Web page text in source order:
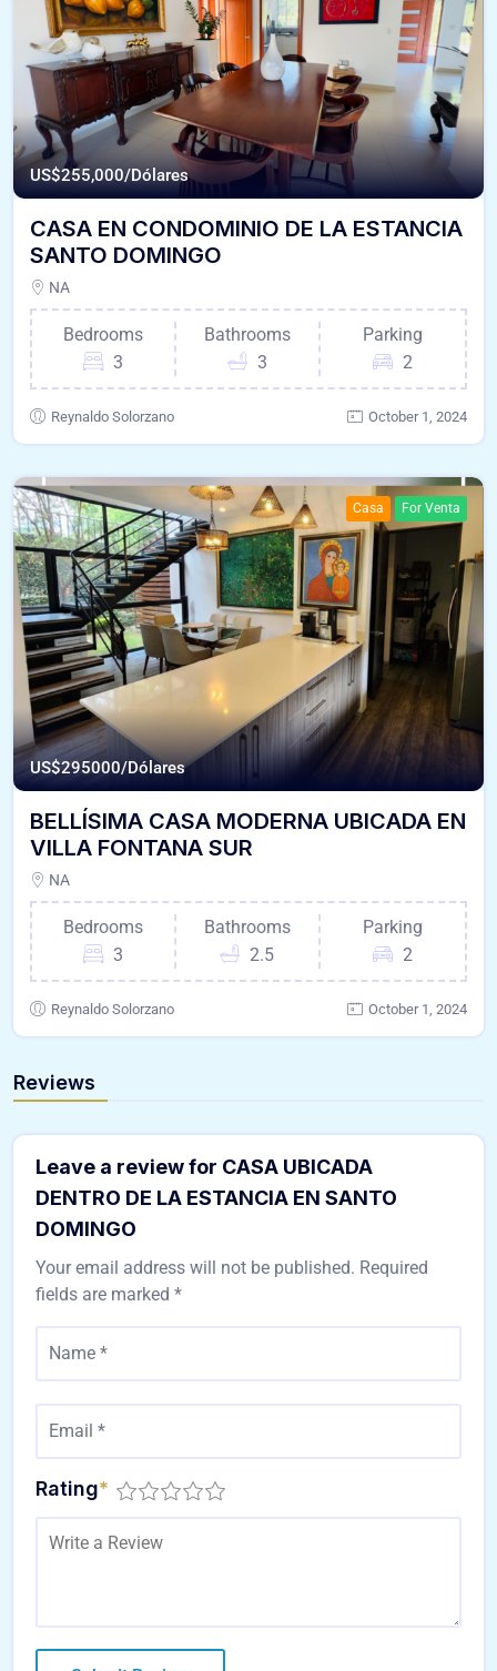
US$255,000/Dólares
CASA EN CONDOMINIO DE LA ESTANCIA
SANTO DOMINGO
NA
Bedrooms
3
Bathrooms
3
Parking
2
Reynaldo Solorzano October 1, 2024
Casa For Venta
US$295000/Dólares
BELLÍSIMA CASA MODERNA UBICADA EN
VILLA FONTANA SUR
NA
Bedrooms
3
Bathrooms
2.5
Parking
2
Reynaldo Solorzano October 1, 2024
Reviews
Leave a review for CASA UBICADA
DENTRO DE LA ESTANCIA EN SANTO
DOMINGO
Your email address will not be published. Required
fields are marked *
Rating*